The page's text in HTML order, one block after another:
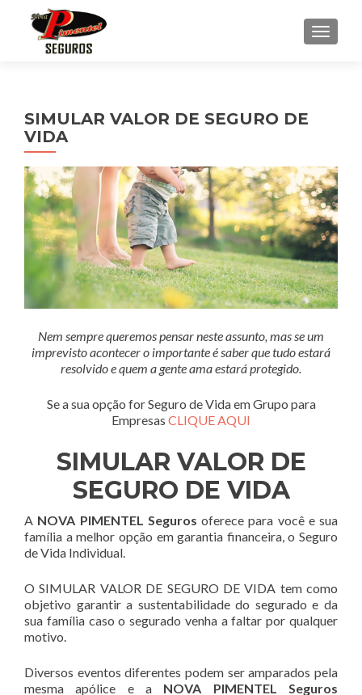
SIMULAR VALOR DE SEGURO DE
VIDA
Nem sempre queremos pensar neste assunto, mas se um
imprevisto acontecer o importante é saber que tudo estará
resolvido e quem a gente ama estará protegido.
Se a sua opção for Seguro de Vida em Grupo para
Empresas CLIQUE AQUI
SIMULAR VALOR DE
SEGURO DE VIDA
A NOVA PIMENTEL Seguros oferece para você e sua
família a melhor opção em garantia financeira, o Seguro
de Vida Individual.
O SIMULAR VALOR DE SEGURO DE VIDA tem como
objetivo garantir a sustentabilidade do segurado e da
sua família caso o segurado venha a faltar por qualquer
motivo.
Diversos eventos diferentes podem ser amparados pela
mesma apólice e a NOVA PIMENTEL Seguros